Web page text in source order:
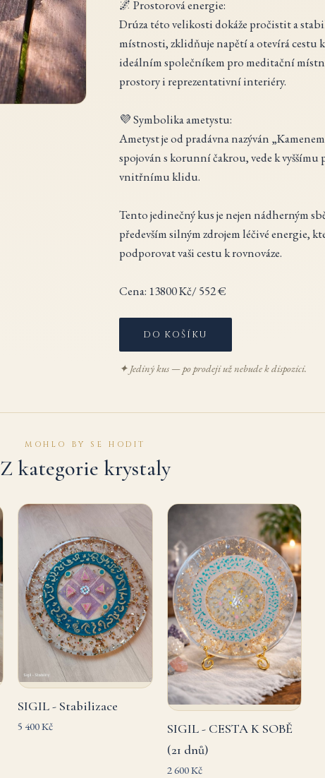
🌌 Prostorová energie:
Drúza této velikosti dokáže pročistit a
místnosti, zklidňuje napětí a otevírá cestu
ideálním společníkem pro meditační
prostory i reprezentativní interiéry.
💜 Symbolika ametystu:
Ametyst je od pradávna nazýván
spojován s korunní čakrou, vede k vyššímu
vnitřnímu klidu.
Tento jedinečný kus je nejen nádherným
především silným zdrojem léčivé energie,
podporovat vaši cestu k rovnováze.
Cena: 13800 Kč/ 552 €
DO KOŠÍKU
✦ Jediný kus — po prodeji už nebude k dispozici.
MOHLO BY SE HODIT
Z kategorie krystaly
SIGIL - Stabilizace
5 400 Kč
SIGIL - CESTA K SOBĚ
(21 dnů)
2 600 Kč